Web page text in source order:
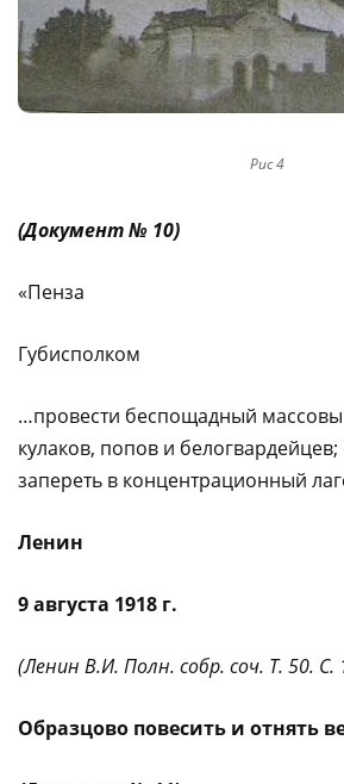
Рис 4
(Документ № 10)
«Пенза
Губисполком
…провести беспощадный
кулаков, попов и
запереть в концентрационный
Ленин
9 августа 1918 г.
(Ленин В.И. Полн. собр. соч. Т. 50. С.
Образцово повесить и отнять